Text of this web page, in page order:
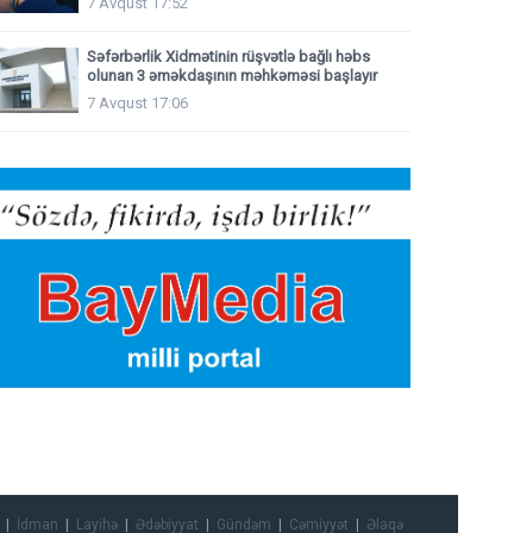
Səfərbərlik Xidmətinin rüşvətlə bağlı həbs
olunan 3 əməkdaşının məhkəməsi başlayır
7 Avqust 17:06
İdman Layihə Ədəbiyyat Gündəm Cəmiyyət Əlaqə